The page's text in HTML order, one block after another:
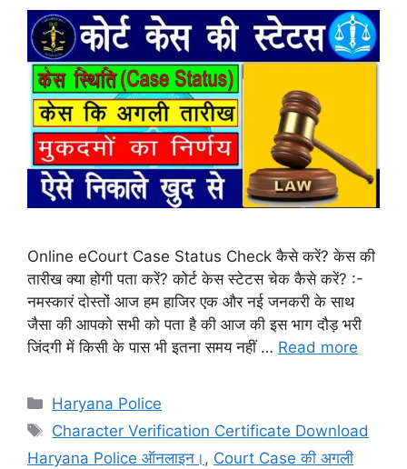
Online eCourt Case Status Check कैसे करें? केस की
तारीख क्या होगी पता करें? कोर्ट केस स्टेटस चेक कैसे करें? :-
नमस्कारं दोस्तों आज हम हाजिर एक और नई जनकरी के साथ
जैसा की आपको सभी को पता है की आज की इस भाग दौड़ भरी
जिंदगी में किसी के पास भी इतना समय नहीं … Read more
Categories
Haryana Police
Tags
Character Verification Certificate Download
Haryana Police ऑनलाइन। , Court Case की अगली